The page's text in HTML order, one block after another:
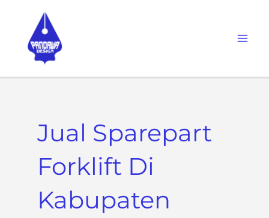
content
Jual Sparepart
Forklift Di
Kabupaten